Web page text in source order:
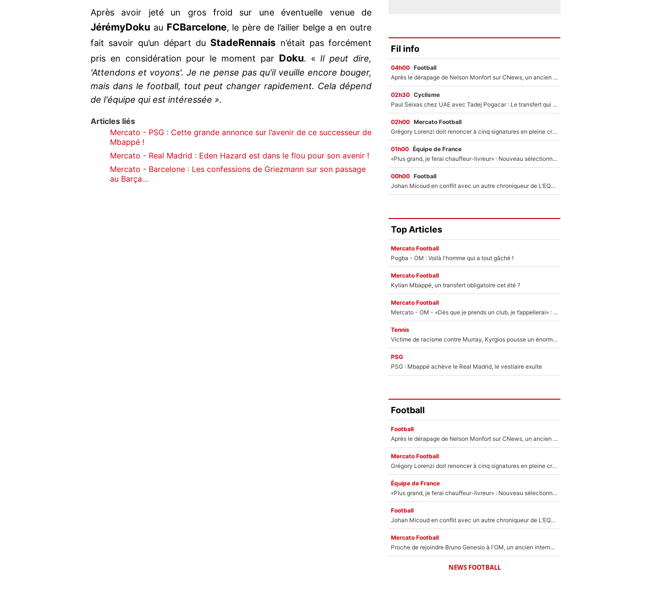
Après avoir jeté un gros froid sur une éventuelle venue de
JérémyDoku au FCBarcelone, le père de l’ailier belge a en outre
fait savoir qu’un départ du StadeRennais n’était pas forcément
pris en considération pour le moment par Doku. « Il peut dire,
'Attendons et voyons'. Je ne pense pas qu'il veuille encore bouger,
mais dans le football, tout peut changer rapidement. Cela dépend
de l'équipe qui est intéressée ».
Articles liés
Mercato - PSG : Cette grande annonce sur l’avenir de ce successeur de
Mbappé !
Mercato - Real Madrid : Eden Hazard est dans le flou pour son avenir !
Mercato - Barcelone : Les confessions de Griezmann sur son passage
au Barça…
Fil info
04h00 Football
Après le dérapage de Nelson Monfort sur CNews, un ancien journaliste de France Télévisions relance la polémique sur les incendies en Gironde
02h30 Cyclisme
Paul Seixas chez UAE avec Tadej Pogacar : Le transfert qui effraie le peloton, «c’est la pire des choses qui puisse arriver»
02h00 Mercato Football
Grégory Lorenzi doit renoncer à cinq signatures en pleine crise financière : L’IA propose sept noms à l’OM pour un mercato réussi... à seulement 5M€ !
01h00 Équipe de France
«Plus grand, je ferai chauffeur-livreur» : Nouveau sélectionneur des Bleus, Zinédine Zidane s’était imaginé un avenir très différent lorsqu'il était enfant
00h00 Football
Johan Micoud en conflit avec un autre chroniqueur de L’EQUIPE du Soir : «Pendant un moment, je ne les ai pas remis ensemble dans l'émission»
Top Articles
Mercato Football
Pogba - OM : Voilà l'homme qui a tout gâché !
Mercato Football
Kylian Mbappé, un transfert obligatoire cet été ?
Mercato Football
Mercato - OM - «Dès que je prends un club, je t’appellerai» : La promesse de Marcelino au moment de claquer la porte
Tennis
Victime de racisme contre Murray, Kyrgios pousse un énorme coup de gueule !
PSG
PSG : Mbappé achève le Real Madrid, le vestiaire exulte
Football
Football
Après le dérapage de Nelson Monfort sur CNews, un ancien journaliste de France Télévisions relance la polémique sur les incendies en Gironde
Mercato Football
Grégory Lorenzi doit renoncer à cinq signatures en pleine crise financière : L’IA propose sept noms à l’OM pour un mercato réussi... à seulement 5M€ !
Équipe de France
«Plus grand, je ferai chauffeur-livreur» : Nouveau sélectionneur des Bleus, Zinédine Zidane s’était imaginé un avenir très différent lorsqu'il était enfant
Football
Johan Micoud en conflit avec un autre chroniqueur de L’EQUIPE du Soir : «Pendant un moment, je ne les ai pas remis ensemble dans l'émission»
Mercato Football
Proche de rejoindre Bruno Genesio à l'OM, un ancien international français va finalement débarquer... sur RMC !
NEWS FOOTBALL